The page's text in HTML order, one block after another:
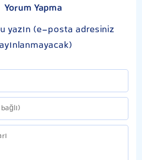
Yorum Yapma
yazın (e-posta adresiniz